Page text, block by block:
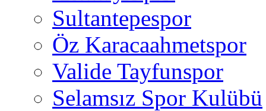
Sultantepespor
Öz Karacaahmetspor
Valide Tayfunspor
Selamsız Spor Kulübü